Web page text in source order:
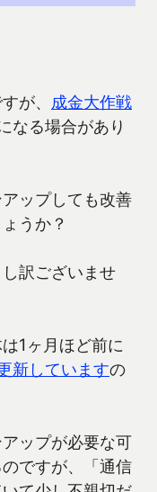
が、 成金大作戦
なる場合があり
ップしても改善
うか？
訳ございませ
1ヶ月ほど前に
新していますの
ップが必要な可
ですが、「通信